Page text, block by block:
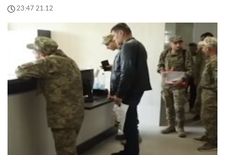
23:47 21.12